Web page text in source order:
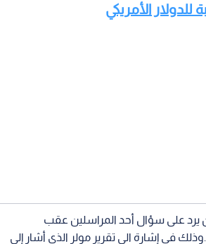
الأمريكي
يرد على سؤال أحد المراسلين عقب
في إشارة الى تقرير مولر الذي أشار إلى